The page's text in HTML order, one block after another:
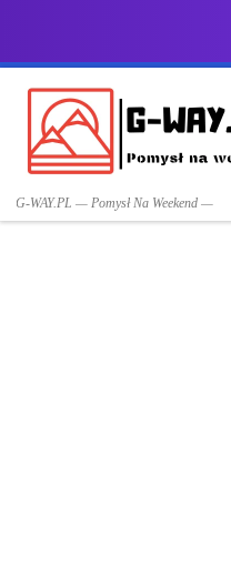
G-WAY.PL — Pomysł Na Weekend —